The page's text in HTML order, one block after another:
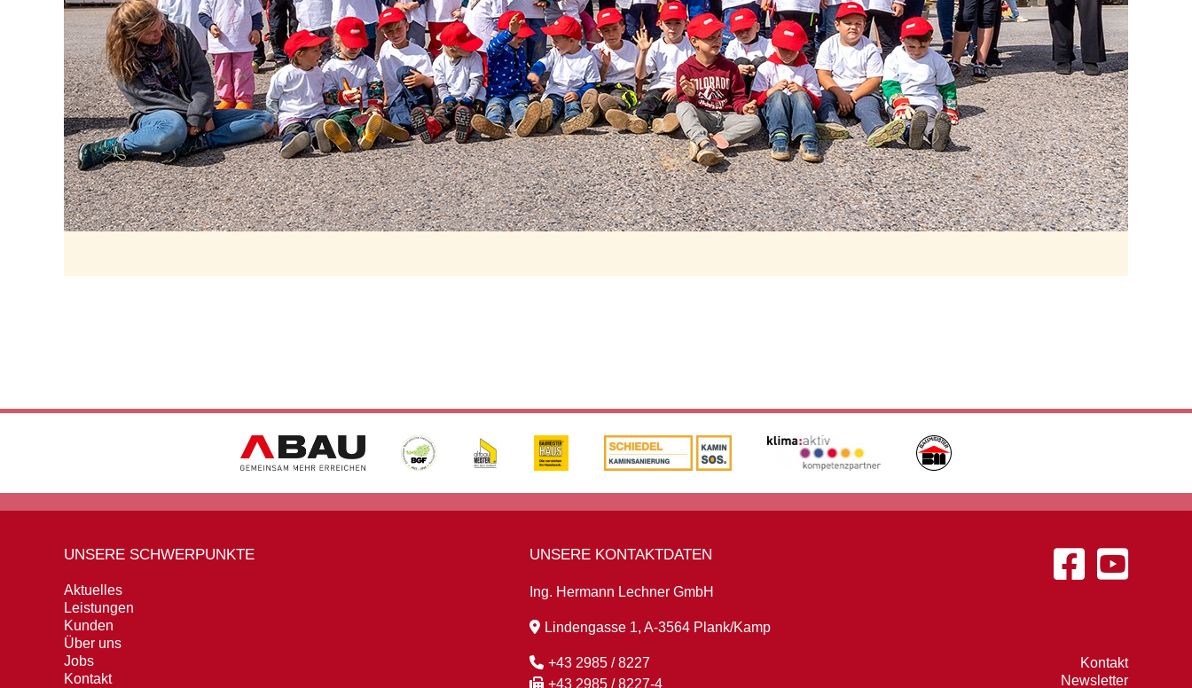
UNSERE SCHWERPUNKTE
Aktuelles
Leistungen
Kunden
Über uns
Jobs
Kontakt
UNSERE KONTAKTDATEN
Ing. Hermann Lechner GmbH
Lindengasse 1, A-3564 Plank/Kamp
+43 2985 / 8227
+43 2985 / 8227-4
Kontakt
Newsletter